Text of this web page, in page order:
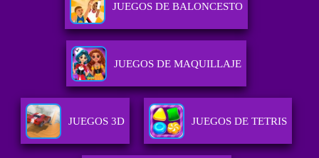
JUEGOS DE BALONCESTO
JUEGOS DE MAQUILLAJE
JUEGOS 3D JUEGOS DE TETRIS